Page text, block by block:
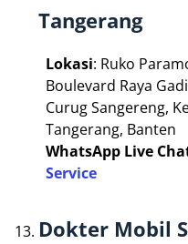
Tangerang
Lokasi: Ruko
Boulevard Raya
Curug Sangereng,
Tangerang, Banten
WhatsApp Live
Service
Dokter Mobil